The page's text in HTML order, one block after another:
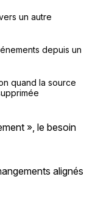
un autre
depuis un
quand la source
», le besoin
alignés